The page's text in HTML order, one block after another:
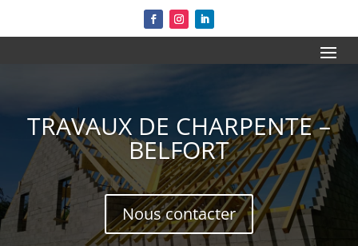
TRAVAUX DE CHARPENTE –
BELFORT
Nous contacter